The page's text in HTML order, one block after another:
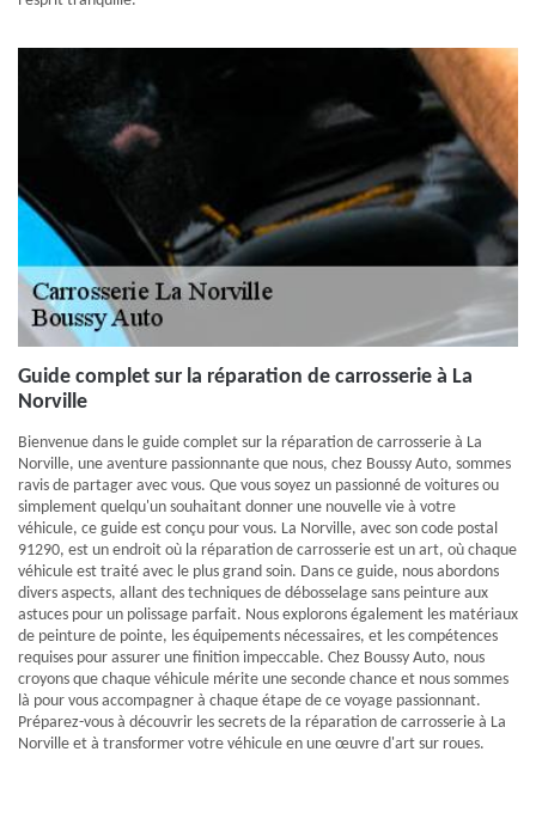
Guide complet sur la réparation de carrosserie à La
Norville
Bienvenue dans le guide complet sur la réparation de carrosserie à La
Norville, une aventure passionnante que nous, chez Boussy Auto, sommes
ravis de partager avec vous. Que vous soyez un passionné de voitures ou
simplement quelqu'un souhaitant donner une nouvelle vie à votre
véhicule, ce guide est conçu pour vous. La Norville, avec son code postal
91290, est un endroit où la réparation de carrosserie est un art, où chaque
véhicule est traité avec le plus grand soin. Dans ce guide, nous abordons
divers aspects, allant des techniques de débosselage sans peinture aux
astuces pour un polissage parfait. Nous explorons également les matériaux
de peinture de pointe, les équipements nécessaires, et les compétences
requises pour assurer une finition impeccable. Chez Boussy Auto, nous
croyons que chaque véhicule mérite une seconde chance et nous sommes
là pour vous accompagner à chaque étape de ce voyage passionnant.
Préparez-vous à découvrir les secrets de la réparation de carrosserie à La
Norville et à transformer votre véhicule en une œuvre d'art sur roues.